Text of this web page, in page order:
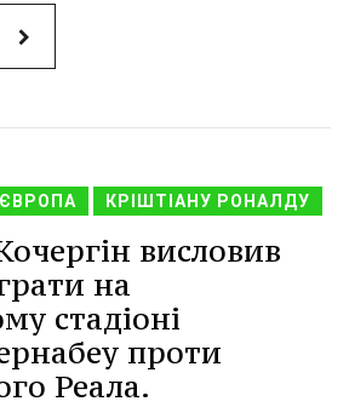
ЄВРОПА КРІШТІАНУ РОНАЛДУ
висловив
на
стадіоні
проти
Реала.